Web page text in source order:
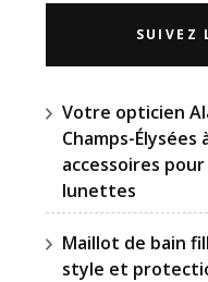
SUIVEZ
Votre opticien
Champs-Élysées
accessoires
lunettes
Maillot de bain
style et